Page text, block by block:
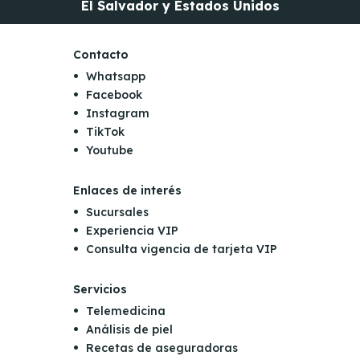
El Salvador y Estados Unidos
Contacto
Whatsapp
Facebook
Instagram
TikTok
Youtube
Enlaces de interés
Sucursales
Experiencia VIP
Consulta vigencia de tarjeta VIP
Servicios
Telemedicina
Análisis de piel
Recetas de aseguradoras